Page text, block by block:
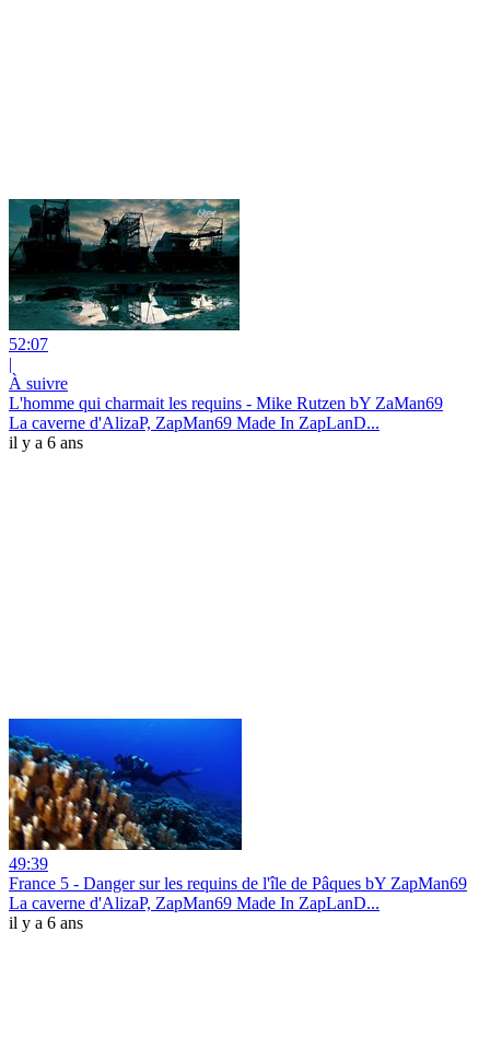
52:07
|
À suivre
L'homme qui charmait les requins - Mike Rutzen bY ZaMan69
La caverne d'AlizaP, ZapMan69 Made In ZapLanD...
il y a 6 ans
49:39
France 5 - Danger sur les requins de l'île de Pâques bY ZapMan69
La caverne d'AlizaP, ZapMan69 Made In ZapLanD...
il y a 6 ans